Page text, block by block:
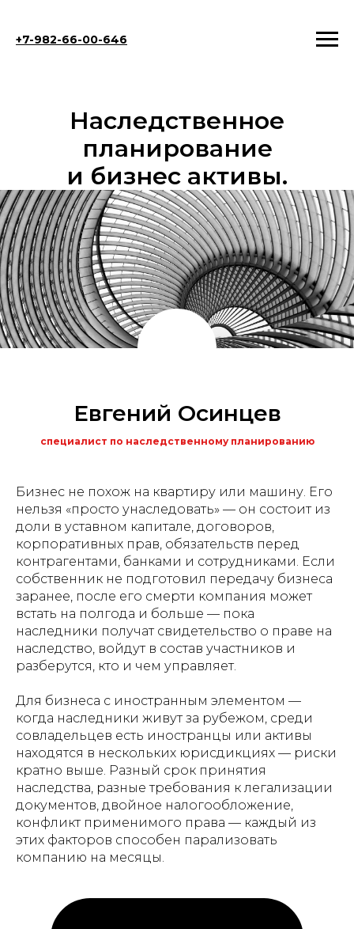
+7-982-66-00-646
Наследственное
планирование
и бизнес активы.
Евгений Осинцев
специалист по наследственному планированию
Бизнес не похож на квартиру или машину. Его
нельзя «просто унаследовать» — он состоит из
доли в уставном капитале, договоров,
корпоративных прав, обязательств перед
контрагентами, банками и сотрудниками. Если
собственник не подготовил передачу бизнеса
заранее, после его смерти компания может
встать на полгода и больше — пока
наследники получат свидетельство о праве на
наследство, войдут в состав участников и
разберутся, кто и чем управляет.
Для бизнеса с иностранным элементом —
когда наследники живут за рубежом, среди
совладельцев есть иностранцы или активы
находятся в нескольких юрисдикциях — риски
кратно выше. Разный срок принятия
наследства, разные требования к легализации
документов, двойное налогообложение,
конфликт применимого права — каждый из
этих факторов способен парализовать
компанию на месяцы.